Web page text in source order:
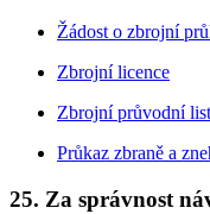
Žádost o zbrojní
Zbrojní licence
Zbrojní průvodní list
Průkaz zbraně a
25. Za správnost